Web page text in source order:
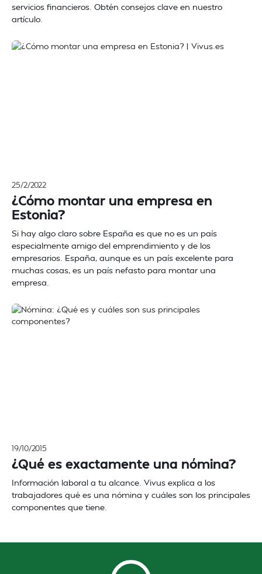
servicios financieros. Obtén consejos clave en nuestro
artículo.
25/2/2022
¿Cómo montar una empresa en
Estonia?
Si hay algo claro sobre España es que no es un país
especialmente amigo del emprendimiento y de los
empresarios. España, aunque es un país excelente para
muchas cosas, es un país nefasto para montar una
empresa.
19/10/2015
¿Qué es exactamente una nómina?
Información laboral a tu alcance. Vivus explica a los
trabajadores qué es una nómina y cuáles son los principales
componentes que tiene.